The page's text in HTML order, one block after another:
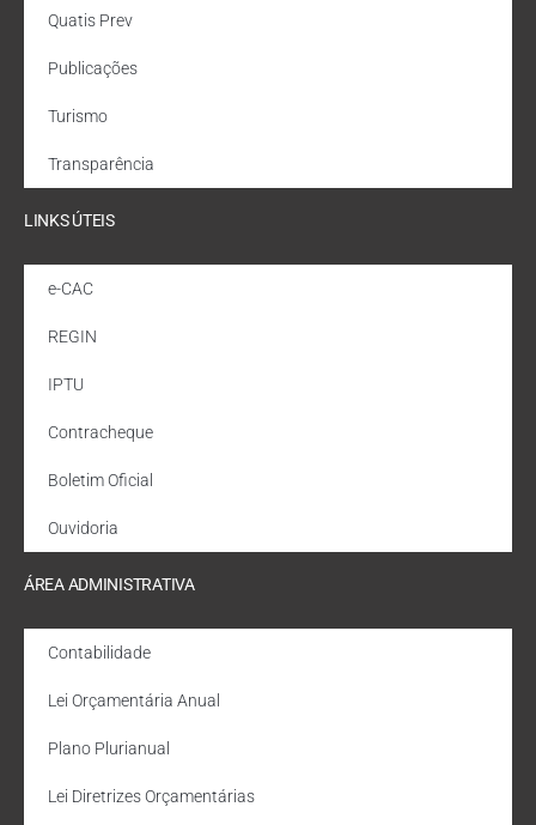
Quatis Prev
Publicações
Turismo
Transparência
LINKS ÚTEIS
e-CAC
REGIN
IPTU
Contracheque
Boletim Oficial
Ouvidoria
ÁREA ADMINISTRATIVA
Contabilidade
Lei Orçamentária Anual
Plano Plurianual
Lei Diretrizes Orçamentárias